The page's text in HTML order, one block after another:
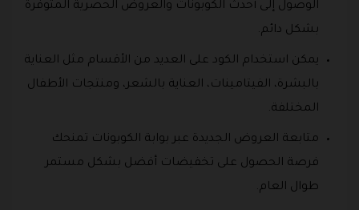
الوصول إلى أحدث الكوبونات والعروض الحصرية المتوفرة
بشكل دائم.
يمكن استخدام الكود على العديد من الأقسام مثل العناية
بالبشرة، الفيتامينات، العناية بالشعر، ومنتجات الأطفال
المختلفة.
متابعة العروض الجديدة عبر بوابة الكوبونات تمنحك
فرصة الحصول على تخفيضات أفضل بشكل مستمر
طوال العام.